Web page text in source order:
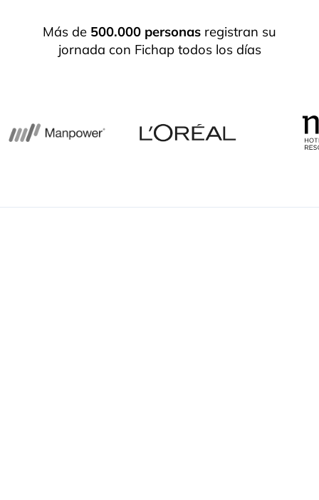
Más de 500.000 personas registran su
jornada con Fichap todos los días